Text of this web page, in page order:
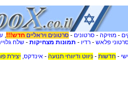
- מוזיקה - סרטונים - סרטונים ויראליים חדש!!!,
פלאש - רדיו - תמונות מצחיקות - שלח
- חדשות - ניווט ודיווחי תנועה - אינדקס, יצירת